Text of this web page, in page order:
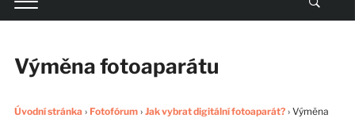
Výměna fotoaparátu
Úvodní stránka › Fotofórum › Jak vybrat digitální fotoaparát? › Výměna